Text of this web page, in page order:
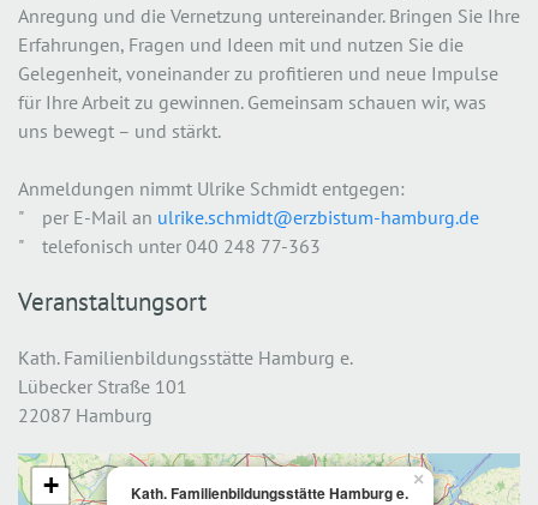
Anregung und die Vernetzung untereinander. Bringen Sie Ihre
Erfahrungen, Fragen und Ideen mit und nutzen Sie die
Gelegenheit, voneinander zu profitieren und neue Impulse
für Ihre Arbeit zu gewinnen. Gemeinsam schauen wir, was
uns bewegt – und stärkt.
Anmeldungen nimmt Ulrike Schmidt entgegen:
" per E-Mail an ulrike.schmidt@erzbistum-hamburg.de
" telefonisch unter 040 248 77-363
Veranstaltungsort
Kath. Familienbildungsstätte Hamburg e.
Lübecker Straße 101
22087 Hamburg